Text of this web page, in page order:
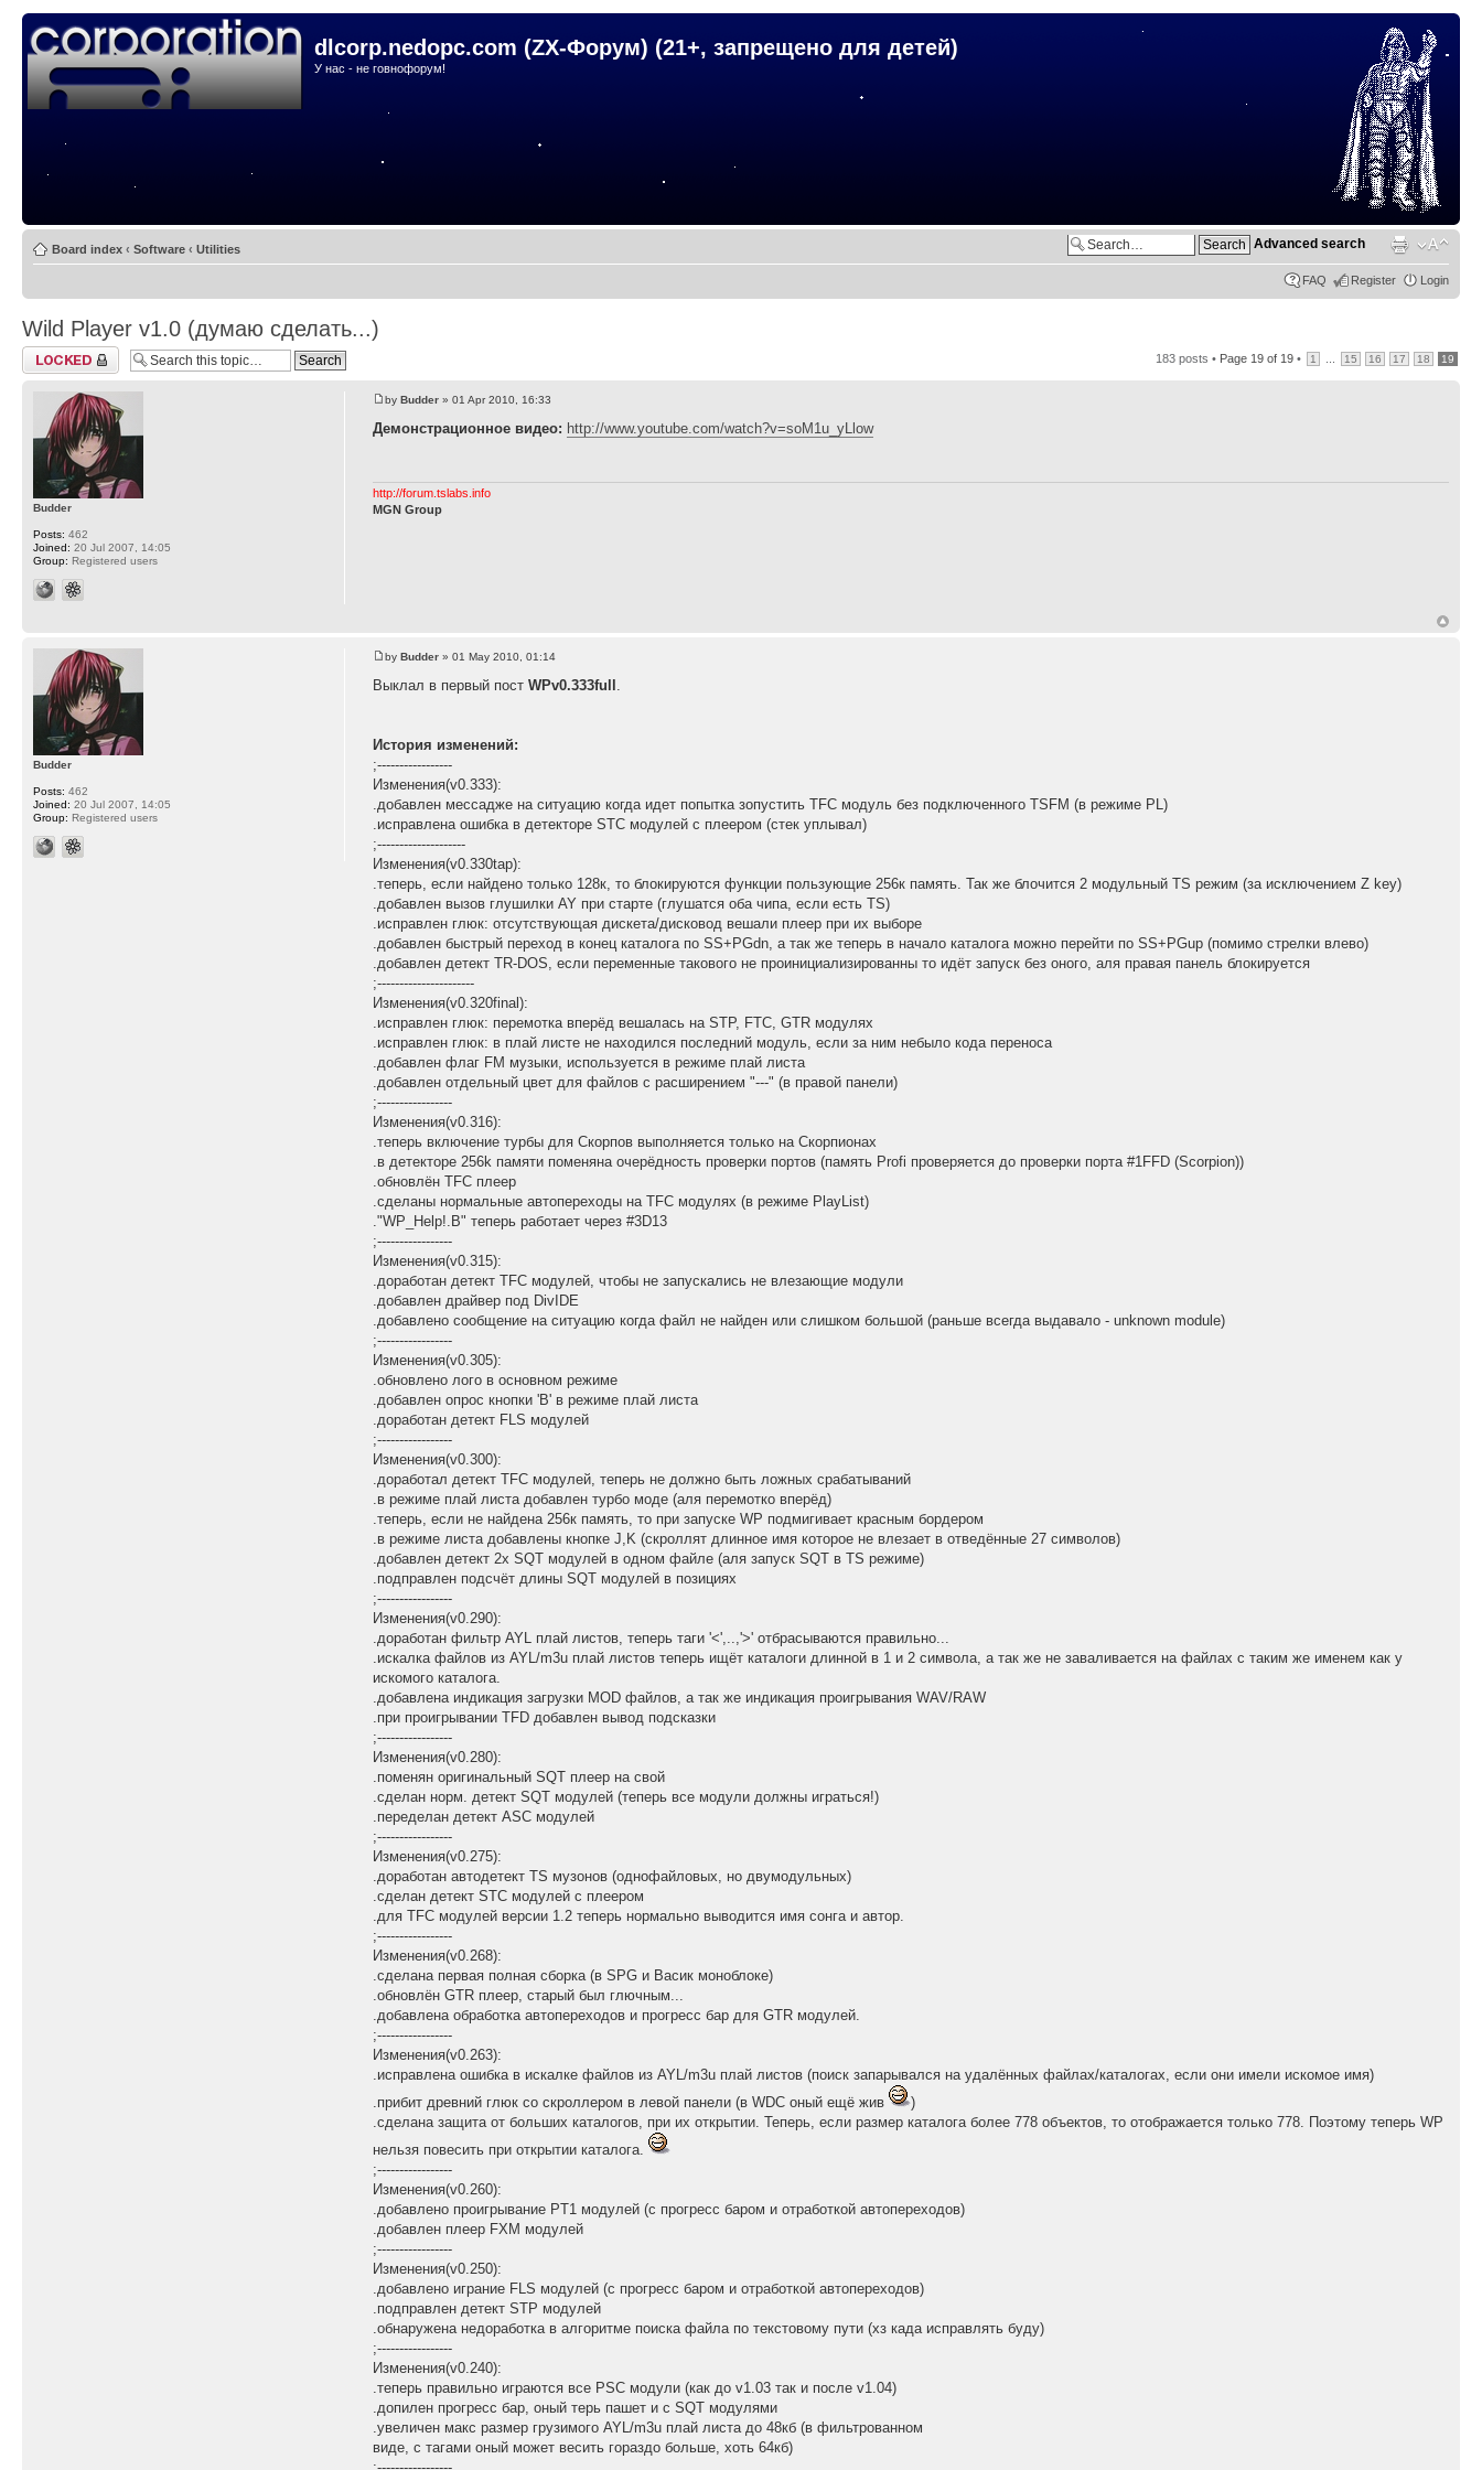
dlcorp.nedopc.com (ZX-Форум) (21+, запрещено для детей)
У нас - не говнофорум!
Board index ‹ Software ‹ Utilities Advanced search
FAQ Register Login
Wild Player v1.0 (думаю сделать...)
Topic locked 183 posts • Page 19 of 19 • 1 15 16 17 18 19
byBudder » 01 Apr 2010, 16:33
Демонстрационное видео: http://www.youtube.com/watch?v=soM1u_yLlow
http://forum.tslabs.info
MGN Group
Budder
Posts: 462
Joined: 20 Jul 2007, 14:05
Group: Registered users
byBudder » 01 May 2010, 01:14
Выклал в первый постWPv0.333full
История изменений:
;-----------------
Изменения(v0.333):
.добавлен мессадже на ситуацию когда идет попытка зопустить TFC модуль без подключенного TSFM (в режиме PL)
.исправлена ошибка в детекторе STC модулей с плеером (стек уплывал)
;--------------------
Изменения(v0.330tap):
.теперь, если найдено только 128к, то блокируются функции пользующие 256к память. Так же блочится 2 модульный TS режим (за исключением Z key)
.добавлен вызов глушилки AY при старте (глушатся оба чипа, если есть TS)
.исправлен глюк: отсутствующая дискета/дисковод вешали плеер при их выборе
.добавлен быстрый переход в конец каталога по SS+PGdn, а так же теперь в начало каталога можно перейти по SS+PGup (помимо стрелки влево)
.добавлен детект TR-DOS, если переменные такового не проинициализированны то идёт запуск без оного, аля правая панель блокируется
;----------------------
Изменения(v0.320final):
.исправлен глюк: перемотка вперёд вешалась на STP, FTC, GTR модулях
.исправлен глюк: в плай листе не находился последний модуль, если за ним небыло кода переноса
.добавлен флаг FM музыки, используется в режиме плай листа
.добавлен отдельный цвет для файлов с расширением "---" (в правой панели)
;-----------------
Изменения(v0.316):
.теперь включение турбы для Скорпов выполняется только на Скорпионах
.в детекторе 256k памяти поменяна очерёдность проверки портов (память Profi проверяется до проверки порта #1FFD (Scorpion))
.обновлён TFC плеер
.сделаны нормальные автопереходы на TFC модулях (в режиме PlayList)
."WP_Help!.B" теперь работает через #3D13
;-----------------
Изменения(v0.315):
.доработан детект TFC модулей, чтобы не запускались не влезающие модули
.добавлен драйвер под DivIDE
.добавлено сообщение на ситуацию когда файл не найден или слишком большой (раньше всегда выдавало - unknown module)
;-----------------
Изменения(v0.305):
.обновлено лого в основном режиме
.добавлен опрос кнопки 'B' в режиме плай листа
.доработан детект FLS модулей
;-----------------
Изменения(v0.300):
.доработал детект TFC модулей, теперь не должно быть ложных срабатываний
.в режиме плай листа добавлен турбо моде (аля перемотко вперёд)
.теперь, если не найдена 256к память, то при запуске WP подмигивает красным бордером
.в режиме листа добавлены кнопке J,K (скроллят длинное имя которое не влезает в отведённые 27 символов)
.добавлен детект 2х SQT модулей в одном файле (аля запуск SQT в TS режиме)
.подправлен подсчёт длины SQT модулей в позициях
;-----------------
Изменения(v0.290):
.доработан фильтр AYL плай листов, теперь таги '<',..,'>' отбрасываются правильно...
.искалка файлов из AYL/m3u плай листов теперь ищёт каталоги длинной в 1 и 2 символа, а так же не заваливается на файлах с таким же именем как у
искомого каталога.
.добавлена индикация загрузки MOD файлов, а так же индикация проигрывания WAV/RAW
.при проигрывании TFD добавлен вывод подсказки
;-----------------
Изменения(v0.280):
.поменян оригинальный SQT плеер на свой
.сделан норм. детект SQT модулей (теперь все модули должны играться!)
.переделан детект ASC модулей
;-----------------
Изменения(v0.275):
.доработан автодетект TS музонов (однофайловых, но двумодульных)
.сделан детект STC модулей с плеером
.для TFC модулей версии 1.2 теперь нормально выводится имя сонга и автор.
;-----------------
Изменения(v0.268):
.сделана первая полная сборка (в SPG и Васик моноблоке)
.обновлён GTR плеер, старый был глючным...
.добавлена обработка автопереходов и прогресс бар для GTR модулей.
;-----------------
Изменения(v0.263):
.исправлена ошибка в искалке файлов из AYL/m3u плай листов (поиск запарывался на удалённых файлах/каталогах, если они имели искомое имя)
.прибит древний глюк со скроллером в левой панели (в WDC оный ещё жив
)
.сделана защита от больших каталогов, при их открытии. Теперь, если размер каталога более 778 объектов, то отображается только 778. Поэтому теперь WP
нельзя повесить при открытии каталога.
;-----------------
Изменения(v0.260):
.добавлено проигрывание PT1 модулей (с прогресс баром и отработкой автопереходов)
.добавлен плеер FXM модулей
;-----------------
Изменения(v0.250):
.добавлено играние FLS модулей (с прогресс баром и отработкой автопереходов)
.подправлен детект STP модулей
.обнаружена недоработка в алгоритме поиска файла по текстовому пути (хз када исправлять буду)
;-----------------
Изменения(v0.240):
.теперь правильно играются все PSC модули (как до v1.03 так и после v1.04)
.допилен прогресс бар, оный терь пашет и с SQT модулями
.увеличен макс размер грузимого AYL/m3u плай листа до 48кб (в фильтрованном
виде, с тагами оный может весить гораздо больше, хоть 64кб)
;-----------------
Budder
Posts: 462
Joined: 20 Jul 2007, 14:05
Group: Registered users